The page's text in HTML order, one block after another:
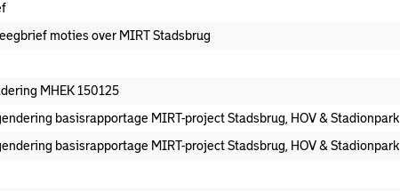
moties over MIRT Stadsbrug
MHEK 150125
basisrapportage MIRT-project Stadsbrug, HOV & Stadionpark
basisrapportage MIRT-project Stadsbrug, HOV & Stadionpark